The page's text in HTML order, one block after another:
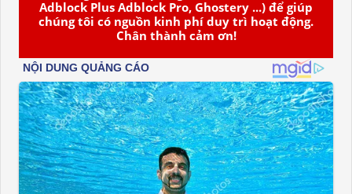
Adblock Plus Adblock Pro, Ghostery ...) để giúp
chúng tôi có nguồn kinh phí duy trì hoạt động.
Chân thành cảm ơn!